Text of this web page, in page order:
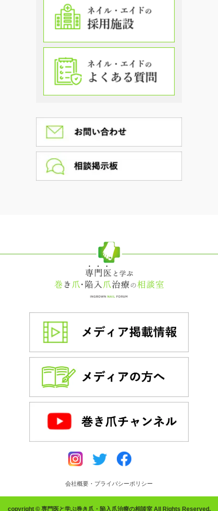
会社概要・プライバシーポリシー
copyright © 専門医と学ぶ巻き爪・陥入爪治療の相談室 All Rights Reserved.